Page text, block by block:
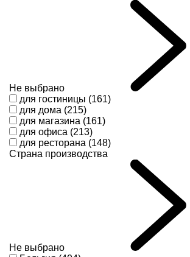
Не выбрано
для гостиницы (161)
для дома (215)
для магазина (161)
для офиса (213)
для ресторана (148)
Страна производства
Не выбрано